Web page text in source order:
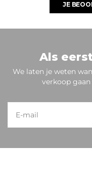
JE
Als
We laten je weten
verkoop